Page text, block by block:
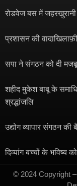
रोडवेज बस में
प्रशासन की
सपा ने संगठन को दी
शहीद मुकेश बाबू के
श्रद्धांजलि
उद्योग व्यापार संगठन की
दिव्यांग बच्चों के भविष्य
© 2024 Copyright